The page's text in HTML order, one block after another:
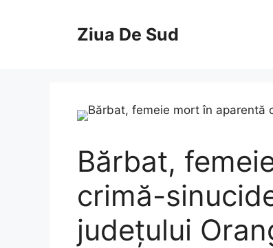
Ziua De Sud
Bărbat,
crimă-
județului